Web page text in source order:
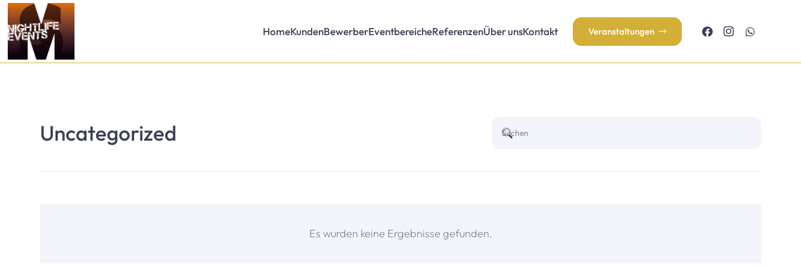
HomeKundenBewerberEventbereicheReferenzenÜber unsKontakt Veranstaltungen
Uncategorized
Es wurden keine Ergebnisse gefunden.